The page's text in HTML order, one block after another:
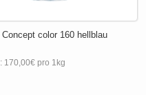
Concept color 160 hellblau
170,00€ pro 1kg